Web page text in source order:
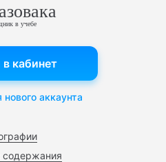
в учебе
содержания
кабинет
нового аккаунта